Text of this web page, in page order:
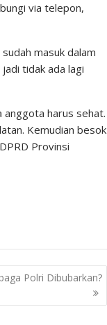
via telepon,
masuk dalam
tidak ada lagi
anggota harus sehat.
Kemudian besok
Provinsi
Polri Dibubarkan?